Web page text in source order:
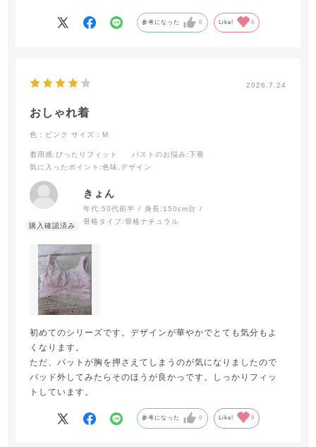
るのが気になってしまう時があるので、背中側が気にならな
参考になった 0 Like! 0
2026.7.24
おしゃれ着
色：ピンク サイズ：M
着用感:ぴったりフィット バストのお悩み:下垂
気に入ったポイント :色味,デザイン
きょん
年代:50代前半 身長: 150cm台
骨格タイプ:骨格ナチュラル
初めてのシリーズです。デザインが華やかでとても気分もよ
くなります。
ただ、パットが胸を押さえてしまうのが気になりましたので
パッド外してみたらそのほうが良かっです。しっかりフィッ
トしています。
参考になった 0 Like! 0